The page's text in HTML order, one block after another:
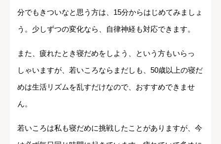
分でもきついなと思う方は、15分からはじめてみましょ
う。少しずつの変化なら、自律神経も対応できます。
また、疲れたとき寝だめをしよう、という方もいらっ
しゃいますが、若いころならまだしも、50歳以上の寝だ
めは生活リズムを乱すだけなので、おすすめできませ
ん。
若いころは私も寝だめに挑戦したことがありますが、今